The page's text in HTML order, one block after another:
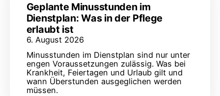
Geplante Minusstunden im
Dienstplan: Was in der Pflege
erlaubt ist
6. August 2026
Minusstunden im Dienstplan sind nur unter
engen Voraussetzungen zulässig. Was bei
Krankheit, Feiertagen und Urlaub gilt und
wann Überstunden ausgeglichen werden
müssen.